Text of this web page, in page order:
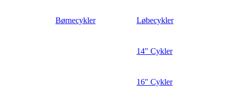
Børnecykler Løbecykler
14″ Cykler
16″ Cykler